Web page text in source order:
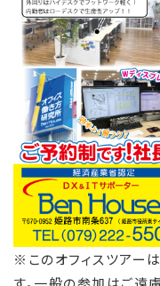
※このオフィスツアー